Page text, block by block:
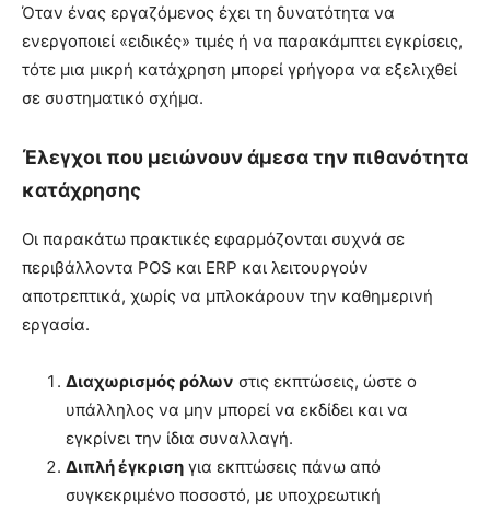
Όταν ένας εργαζόμενος έχει τη δυνατότητα να
ενεργοποιεί «ειδικές» τιμές ή να παρακάμπτει εγκρίσεις,
τότε μια μικρή κατάχρηση μπορεί γρήγορα να εξελιχθεί
σε συστηματικό σχήμα.
Έλεγχοι που μειώνουν άμεσα την πιθανότητα
κατάχρησης
Οι παρακάτω πρακτικές εφαρμόζονται συχνά σε
περιβάλλοντα POS και ERP και λειτουργούν
αποτρεπτικά, χωρίς να μπλοκάρουν την καθημερινή
εργασία.
Διαχωρισμός ρόλων στις εκπτώσεις, ώστε ο
υπάλληλος να μην μπορεί να εκδίδει και να
εγκρίνει την ίδια συναλλαγή.
Διπλή έγκριση για εκπτώσεις πάνω από
συγκεκριμένο ποσοστό, με υποχρεωτική